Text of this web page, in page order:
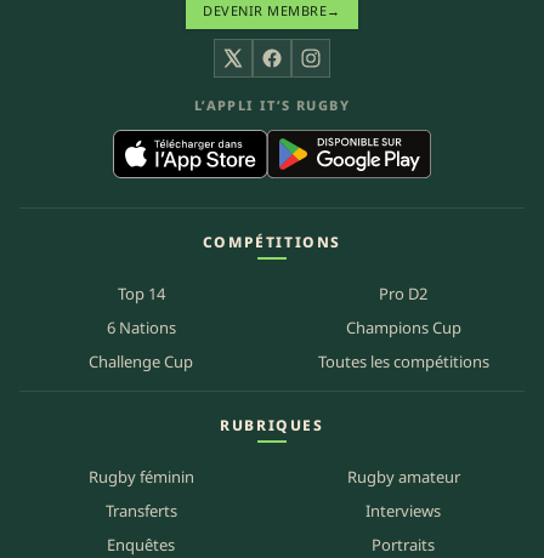
DEVENIR MEMBRE→
X FacebookInstagram
L’APPLI IT’S RUGBY
COMPÉTITIONS
Top 14
Pro D2
6 Nations
Champions Cup
Challenge Cup
Toutes les compétitions
RUBRIQUES
Rugby féminin
Rugby amateur
Transferts
Interviews
Enquêtes
Portraits